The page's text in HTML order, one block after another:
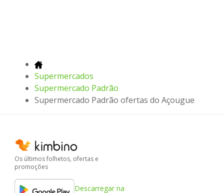
Supermercados
Supermercado Padrão
Supermercado Padrão ofertas do Açougue
Os últimos folhetos, ofertas e
promoções
Descarregar na